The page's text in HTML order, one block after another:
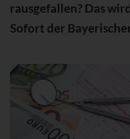
rausgefallen? Das
Sofort der